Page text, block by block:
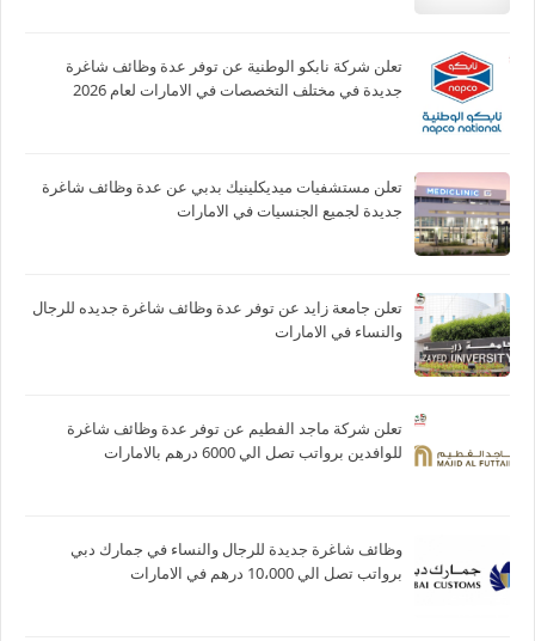
تعلن شركة نابكو الوطنية عن توفر عدة وظائف شاغرة
جديدة في مختلف التخصصات في الامارات لعام 2026
تعلن مستشفيات ميديكلينيك بدبي عن عدة وظائف شاغرة
جديدة لجميع الجنسيات في الامارات
تعلن جامعة زايد عن توفر عدة وظائف شاغرة جديده للرجال
والنساء في الامارات
تعلن شركة ماجد الفطيم عن توفر عدة وظائف شاغرة
للوافدين برواتب تصل الي 6000 درهم بالامارات
وظائف شاغرة جديدة للرجال والنساء في جمارك دبي
برواتب تصل الي 10،000 درهم في الامارات